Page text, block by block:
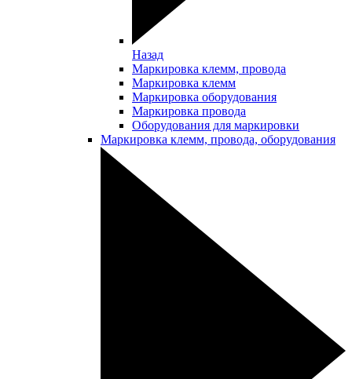
Назад
Маркировка клемм, провода
Маркировка клемм
Маркировка оборудования
Маркировка провода
Оборудования для маркировки
Маркировка клемм, провода, оборудования